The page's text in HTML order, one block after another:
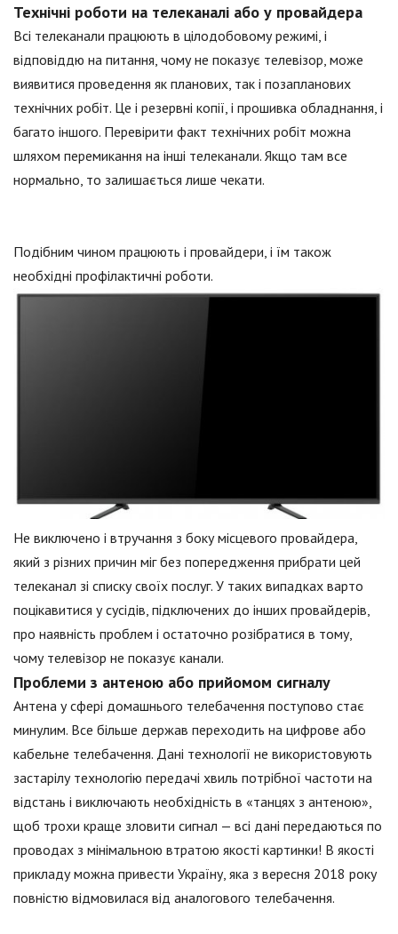
Технічні роботи на телеканалі або у провайдера
Всі телеканали працюють в цілодобовому режимі, і
відповіддю на питання, чому не показує телевізор, може
виявитися проведення як планових, так і позапланових
технічних робіт. Це і резервні копії, і прошивка обладнання, і
багато іншого. Перевірити факт технічних робіт можна
шляхом перемикання на інші телеканали. Якщо там все
нормально, то залишається лише чекати.
Подібним чином працюють і провайдери, і їм також
необхідні профілактичні роботи.
Не виключено і втручання з боку місцевого провайдера,
який з різних причин міг без попередження прибрати цей
телеканал зі списку своїх послуг. У таких випадках варто
поцікавитися у сусідів, підключених до інших провайдерів,
про наявність проблем і остаточно розібратися в тому,
чому телевізор не показує канали.
Проблеми з антеною або прийомом сигналу
Антена у сфері домашнього телебачення поступово стає
минулим. Все більше держав переходить на цифрове або
кабельне телебачення. Дані технології не використовують
застарілу технологію передачі хвиль потрібної частоти на
відстань і виключають необхідність в «танцях з антеною»,
щоб трохи краще зловити сигнал — всі дані передаються по
проводах з мінімальною втратою якості картинки! В якості
прикладу можна привести Україну, яка з вересня 2018 року
повністю відмовилася від аналогового телебачення.